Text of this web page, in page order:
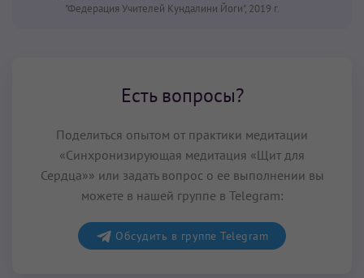
"Федерация Учителей Кундалини Йоги", 2019 г.
Есть вопросы?
Поделиться опытом от практики медитации
«Синхронизирующая медитация «Щит для
Сердца»» или задать вопрос о ее выполнении вы
можете в нашей группе в Telegram:
Обсудить в группе Telegram